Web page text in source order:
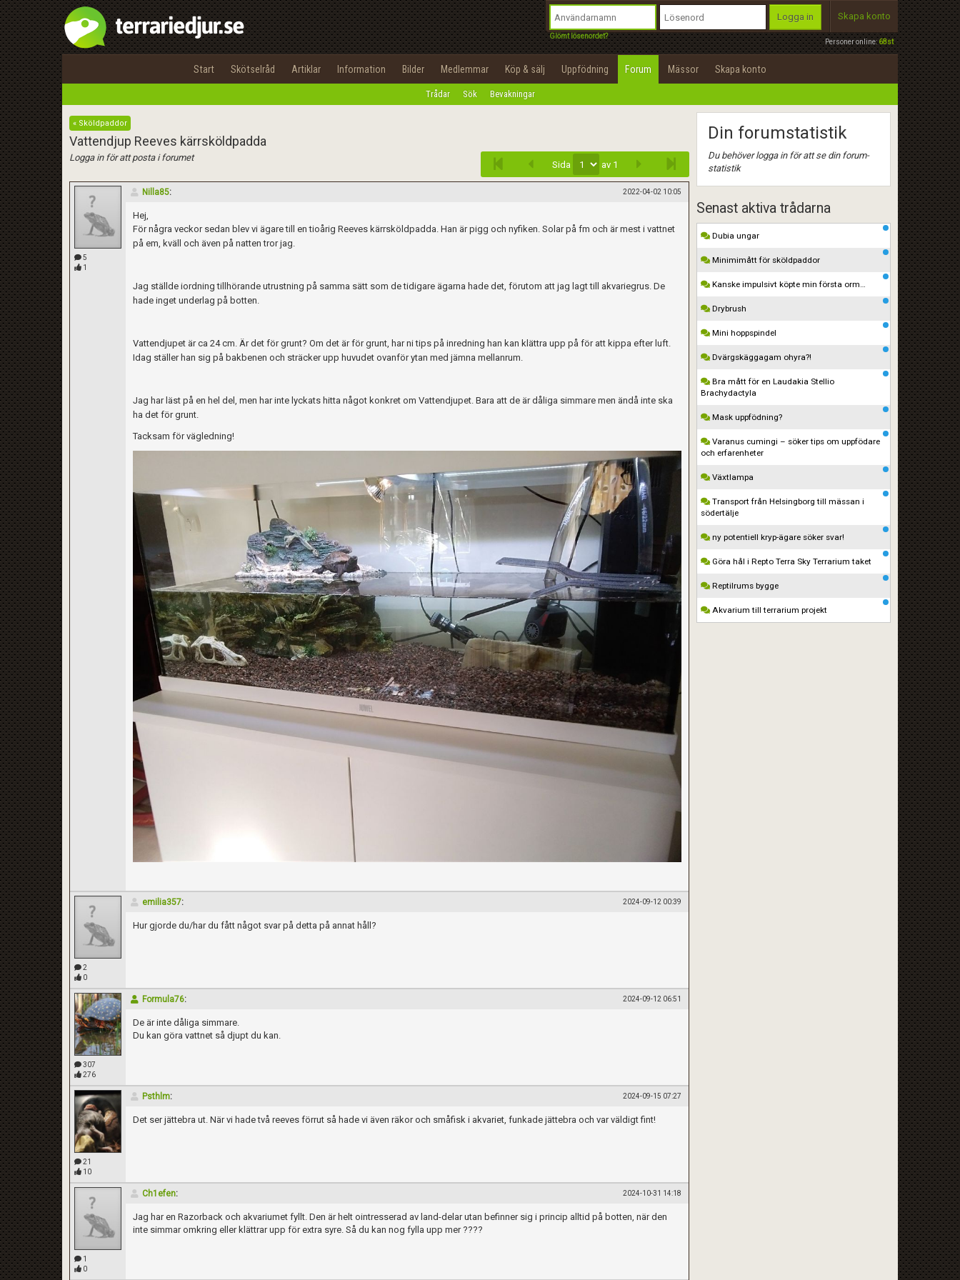
Personer online:68st
Logga in
Glömt lösenordet?
Skapa konto
Start Skötselråd Artiklar Information Bilder Medlemmar Köp & sälj Uppfödning Forum Mässor Skapa konto
Trådar Sök Bevakningar
« Sköldpaddor
Vattendjup Reeves kärrsköldpadda
Logga in för att posta i forumet
Sida av 1
5
1
Nilla85: 2022-04-02 10:05
Hej,
För några veckor sedan blev vi ägare till en tioårig Reeves kärrsköldpadda. Han är pigg och nyfiken. Solar på fm och är mest i vattnet
på em, kväll och även på natten tror jag.
Jag ställde iordning tillhörande utrustning på samma sätt som de tidigare ägarna hade det, förutom att jag lagt till akvariegrus. De
hade inget underlag på botten.
Vattendjupet är ca 24 cm. Är det för grunt? Om det är för grunt, har ni tips på inredning han kan klättra upp på för att kippa efter luft.
Idag ställer han sig på bakbenen och sträcker upp huvudet ovanför ytan med jämna mellanrum.
Jag har läst på en hel del, men har inte lyckats hitta något konkret om Vattendjupet. Bara att de är dåliga simmare men ändå inte ska
ha det för grunt.
Tacksam för vägledning!
2
0
emilia357: 2024-09-12 00:39
Hur gjorde du/har du fått något svar på detta på annat håll?
307
276
Formula76: 2024-09-12 06:51
De är inte dåliga simmare.
Du kan göra vattnet så djupt du kan.
21
10
Psthlm: 2024-09-15 07:27
Det ser jättebra ut. När vi hade två reeves förrut så hade vi även räkor och småfisk i akvariet, funkade jättebra och var väldigt fint!
1
0
Ch1efen: 2024-10-31 14:18
Jag har en Razorback och akvariumet fyllt. Den är helt ointresserad av land-delar utan befinner sig i princip alltid på botten, när den
inte simmar omkring eller klättrar upp för extra syre. Så du kan nog fylla upp mer ????
Din forumstatistik
Du behöver logga in för att se din forum-
statistik
Senast aktiva trådarna
Dubia ungar
Minimimått för sköldpaddor
Kanske impulsivt köpte min första orm…
Drybrush
Mini hoppspindel
Dvärgskäggagam ohyra?!
Bra mått för en Laudakia Stellio
Brachydactyla
Mask uppfödning?
Varanus cumingi – söker tips om uppfödare
och erfarenheter
Växtlampa
Transport från Helsingborg till mässan i
södertälje
ny potentiell kryp-ägare söker svar!
Göra hål i Repto Terra Sky Terrarium taket
Reptilrums bygge
Akvarium till terrarium projekt
Infoga
Utför
100%
OK
integritetspolicy
Namn:
Epost:
Privacy Policy
Terms of Service
Begär nytt lösenord
Tillbaka till förstasidan